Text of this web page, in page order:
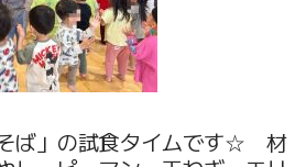
ば」の試食タイムです☆ 材